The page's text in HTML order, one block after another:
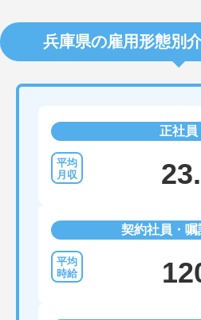
兵庫県の雇用形態別
正社員
契約社員・嘱